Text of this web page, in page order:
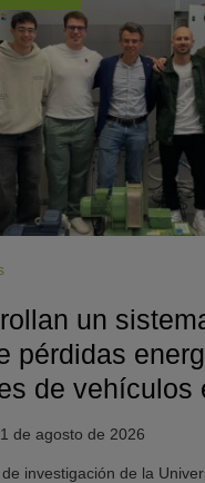
un
pérdidas
de vehículos
de agosto de 2026
investigación de la